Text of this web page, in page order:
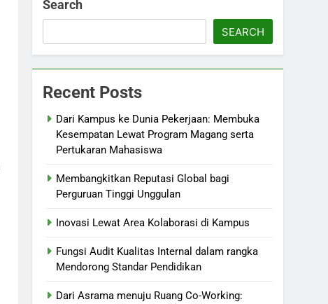
Search
SEARCH
Recent Posts
Dari Kampus ke Dunia Pekerjaan: Membuka
Kesempatan Lewat Program Magang serta
Pertukaran Mahasiswa
Membangkitkan Reputasi Global bagi
Perguruan Tinggi Unggulan
Inovasi Lewat Area Kolaborasi di Kampus
Fungsi Audit Kualitas Internal dalam rangka
Mendorong Standar Pendidikan
Dari Asrama menuju Ruang Co-Working: